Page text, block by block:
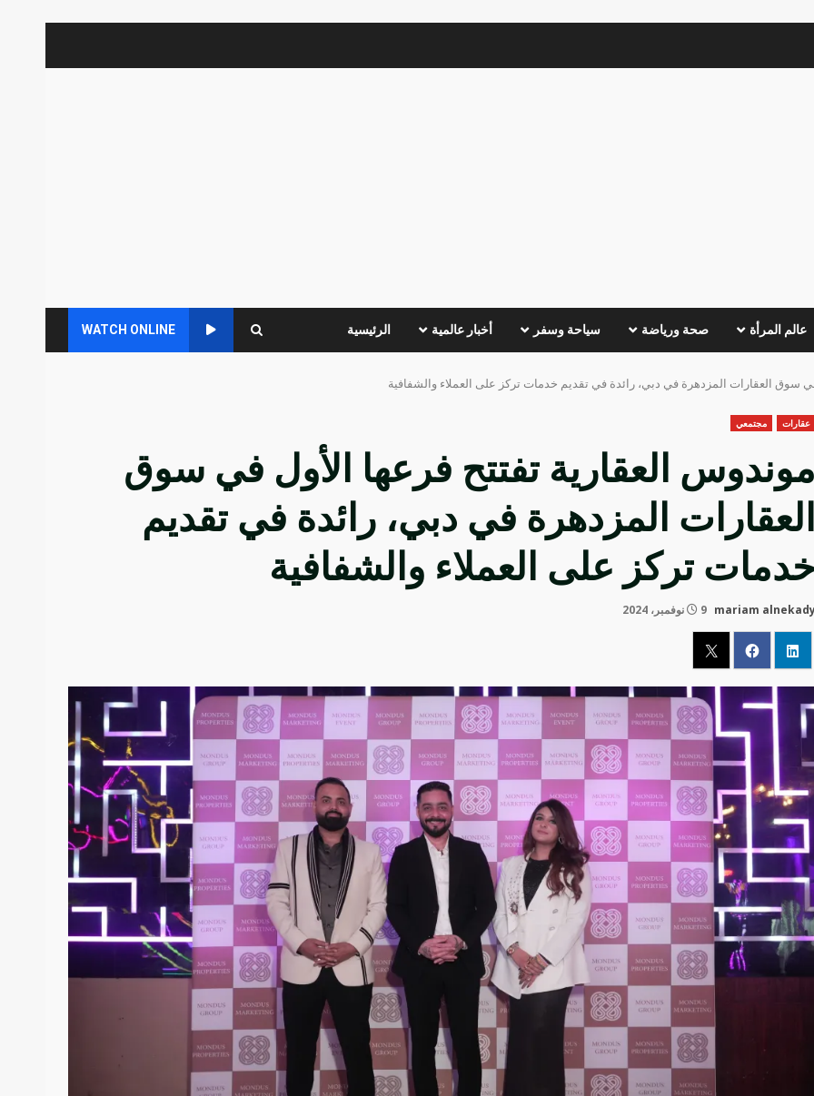
عالم المرأة صحة ورياضة سياحة وسفر أخبار عالمية الرئيسية WATCH ONLINE
سوق العقارات المزدهرة في دبي، رائدة في تقديم خدمات تركز على العملاء والشفافية
عقارات مجتمعي
موندوس العقارية تفتتح فرعها الأول في سوق
العقارات المزدهرة في دبي، رائدة في تقديم
خدمات تركز على العملاء والشفافية
mariam 9 نوفمبر، 2024